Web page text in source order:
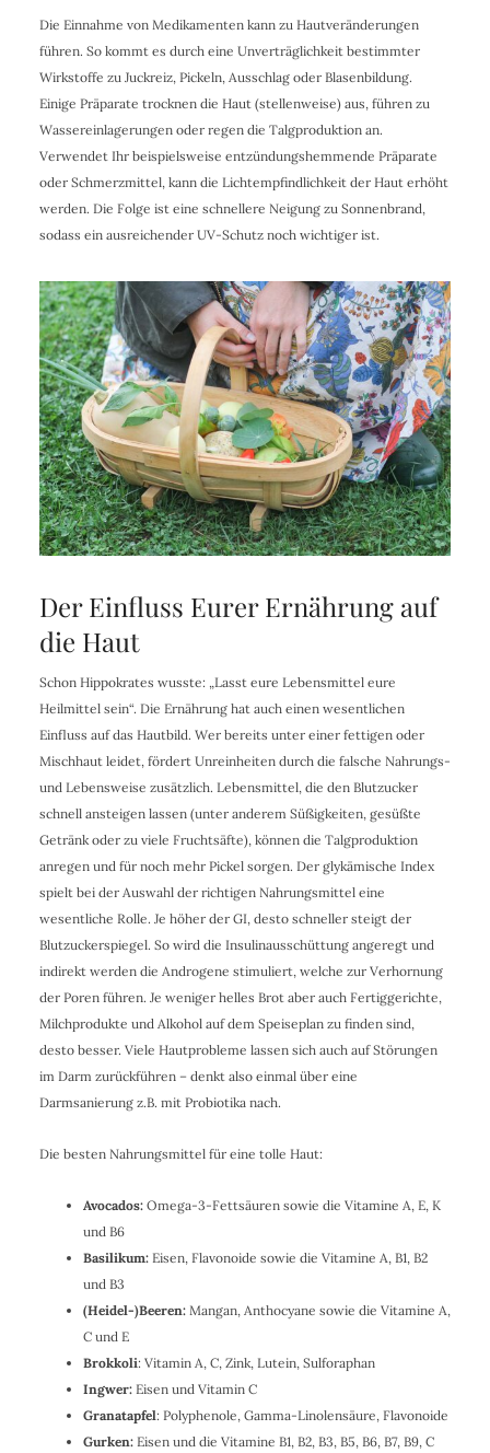
Die Einnahme von Medikamenten kann zu Hautveränderungen
führen. So kommt es durch eine Unverträglichkeit bestimmter
Wirkstoffe zu Juckreiz, Pickeln, Ausschlag oder Blasenbildung.
Einige Präparate trocknen die Haut (stellenweise) aus, führen zu
Wassereinlagerungen oder regen die Talgproduktion an.
Verwendet Ihr beispielsweise entzündungshemmende Präparate
oder Schmerzmittel, kann die Lichtempfindlichkeit der Haut erhöht
werden. Die Folge ist eine schnellere Neigung zu Sonnenbrand,
sodass ein ausreichender UV-Schutz noch wichtiger ist.
Der Einfluss Eurer Ernährung auf
die Haut
Schon Hippokrates wusste: „Lasst eure Lebensmittel eure
Heilmittel sein“. Die Ernährung hat auch einen wesentlichen
Einfluss auf das Hautbild. Wer bereits unter einer fettigen oder
Mischhaut leidet, fördert Unreinheiten durch die falsche Nahrungs-
und Lebensweise zusätzlich. Lebensmittel, die den Blutzucker
schnell ansteigen lassen (unter anderem Süßigkeiten, gesüßte
Getränk oder zu viele Fruchtsäfte), können die Talgproduktion
anregen und für noch mehr Pickel sorgen. Der glykämische Index
spielt bei der Auswahl der richtigen Nahrungsmittel eine
wesentliche Rolle. Je höher der GI, desto schneller steigt der
Blutzuckerspiegel. So wird die Insulinausschüttung angeregt und
indirekt werden die Androgene stimuliert, welche zur Verhornung
der Poren führen. Je weniger helles Brot aber auch Fertiggerichte,
Milchprodukte und Alkohol auf dem Speiseplan zu finden sind,
desto besser. Viele Hautprobleme lassen sich auch auf Störungen
im Darm zurückführen – denkt also einmal über eine
Darmsanierung z.B. mit Probiotika nach.
Die besten Nahrungsmittel für eine tolle Haut:
Avocados:Omega-3-Fettsäuren sowie die Vitamine A, E, K
und B6
Basilikum:Eisen, Flavonoide sowie die Vitamine A, B1, B2
und B3
(Heidel-)Beeren:Mangan, Anthocyane sowie die Vitamine A,
C und E
Brokkoli: Vitamin A, C, Zink, Lutein, Sulforaphan
Ingwer:Eisen und Vitamin C
Granatapfel: Polyphenole, Gamma-Linolensäure, Flavonoide
Gurken:Eisen und die Vitamine B1, B2, B3, B5, B6, B7, B9, C